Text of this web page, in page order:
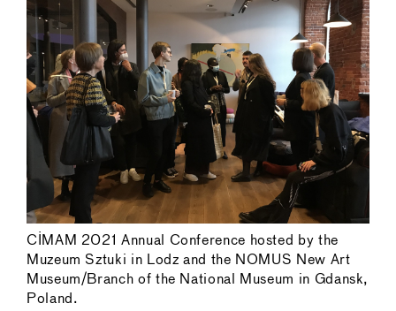
CIMAM 2021 Annual Conference hosted by the
Muzeum Sztuki in Lodz and the NOMUS New Art
Museum/Branch of the National Museum in Gdansk,
Poland.